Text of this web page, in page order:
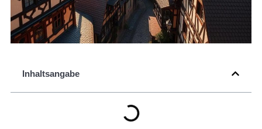
Inhaltsangabe